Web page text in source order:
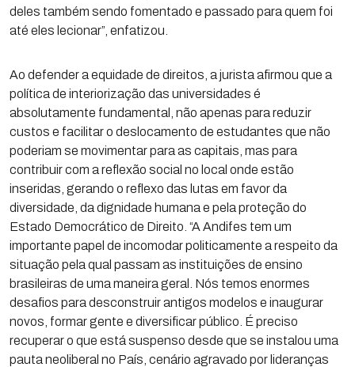
deles também sendo fomentado e passado para quem foi
até eles lecionar”, enfatizou.
Ao defender a equidade de direitos, a jurista afirmou que a
política de interiorização das universidades é
absolutamente fundamental, não apenas para reduzir
custos e facilitar o deslocamento de estudantes que não
poderiam se movimentar para as capitais, mas para
contribuir com a reflexão social no local onde estão
inseridas, gerando o reflexo das lutas em favor da
diversidade, da dignidade humana e pela proteção do
Estado Democrático de Direito. “A Andifes tem um
importante papel de incomodar politicamente a respeito da
situação pela qual passam as instituições de ensino
brasileiras de uma maneira geral. Nós temos enormes
desafios para desconstruir antigos modelos e inaugurar
novos, formar gente e diversificar público. É preciso
recuperar o que está suspenso desde que se instalou uma
pauta neoliberal no País, cenário agravado por lideranças